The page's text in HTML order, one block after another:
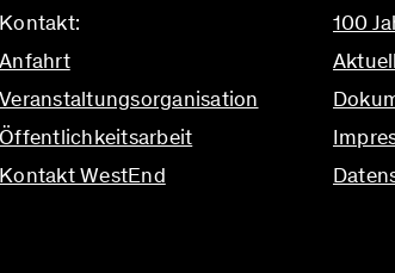
Kontakt:
Anfahrt
Veranstaltungsorganisation
Öffentlichkeitsarbeit
Kontakt WestEnd
100